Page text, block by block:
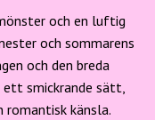
och en luftig
och sommarens
och den breda
ett smickrande sätt,
romantisk känsla.